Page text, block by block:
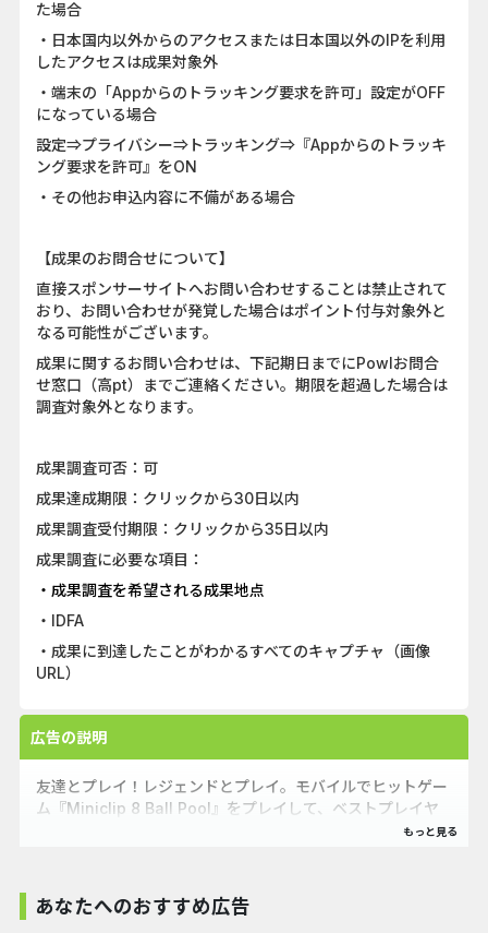
た場合
・日本国内以外からのアクセスまたは日本国以外のIPを利用
したアクセスは成果対象外
・端末の「Appからのトラッキング要求を許可」設定がOFF
になっている場合
設定⇒プライバシー⇒トラッキング⇒『Appからのトラッキ
ング要求を許可』をON
・その他お申込内容に不備がある場合
【成果のお問合せについて】
直接スポンサーサイトへお問い合わせすることは禁止されて
おり、お問い合わせが発覚した場合はポイント付与対象外と
なる可能性がございます。
成果に関するお問い合わせは、下記期日までにPowlお問合
せ窓口（高pt）までご連絡ください。期限を超過した場合は
調査対象外となります。
成果調査可否：可
成果達成期限：クリックから30日以内
成果調査受付期限：クリックから35日以内
成果調査に必要な項目：
・成果調査を希望される成果地点
・IDFA
・成果に到達したことがわかるすべてのキャプチャ（画像
URL）
広告の説明
友達とプレイ！レジェンドとプレイ。モバイルでヒットゲー
ム『Miniclip 8 Ball Pool』をプレイして、ベストプレイヤ
練習アリーナでスキルを磨き、1対1のマッチで実戦。あるい
あなたへのおすすめ広告